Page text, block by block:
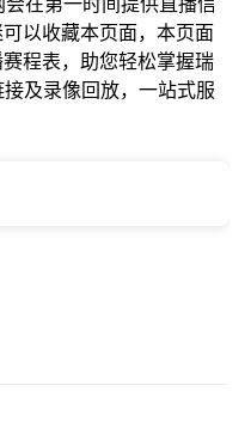
在第一时间提供直播信
以收藏本页面，本页面
程表，助您轻松掌握瑞
及录像回放，一站式服